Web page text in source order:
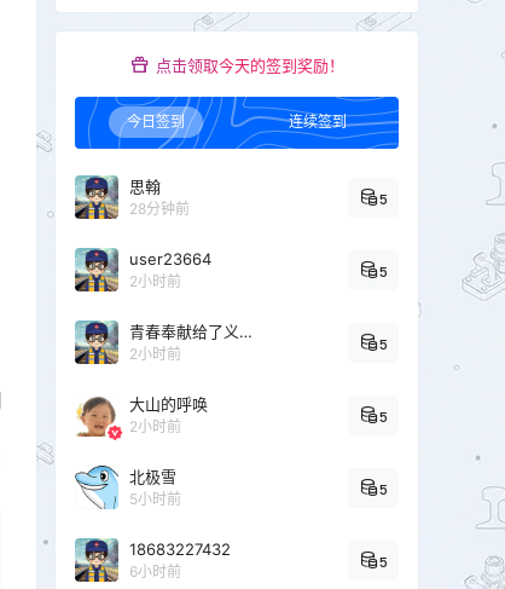
点击领取今天的签到奖励！
今日签到 连续签到
思翰
28分钟前
5
user23664
2小时前
5
青春奉献给了义务教育
2小时前
5
大山的呼唤
2小时前
5
北极雪
5小时前
5
18683227432
6小时前
5